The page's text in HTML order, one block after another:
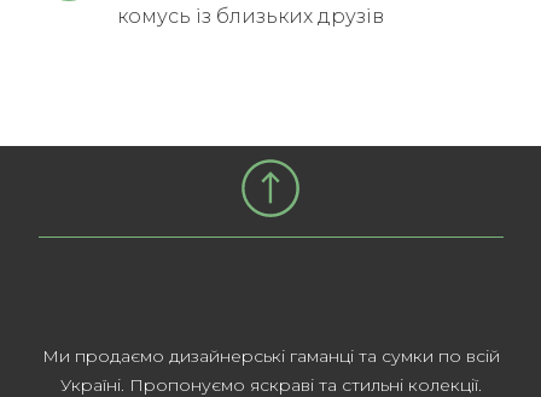
комусь із близьких друзів
Ми продаємо дизайнерські гаманці та сумки по всій
Україні. Пропонуємо яскраві та стильні колекції.